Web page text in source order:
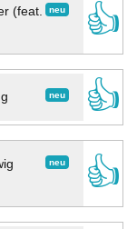
neu
(feat.
👍
neu
👍
neu
👍